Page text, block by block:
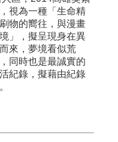
視為一種「生命精
物的嚮往，與漫畫
」，擬呈現身在異
來，夢境看似荒
同時也是最誠實的
紀錄，擬藉由紀錄